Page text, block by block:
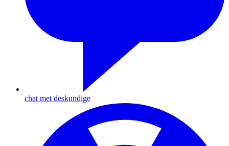
chat met deskundige